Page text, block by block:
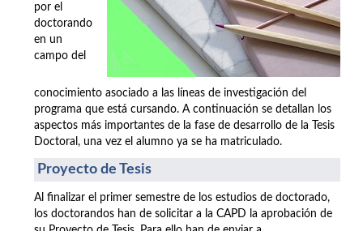
por el
doctorando
en un
campo del
conocimiento asociado a las líneas de investigación del
programa que está cursando. A continuación se detallan los
aspectos más importantes de la fase de desarrollo de la Tesis
Doctoral, una vez el alumno ya se ha matriculado.
Proyecto de Tesis
Al finalizar el primer semestre de los estudios de doctorado,
los doctorandos han de solicitar a la CAPD la aprobación de